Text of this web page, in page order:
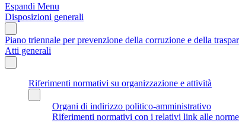
Espandi Menu
Disposizioni generali
Piano triennale per prevenzione della corruzione e della
Atti generali
Riferimenti normativi su organizzazione e attività
Organi di indirizzo politico-amministrativo
Riferimenti normativi con i relativi link alle